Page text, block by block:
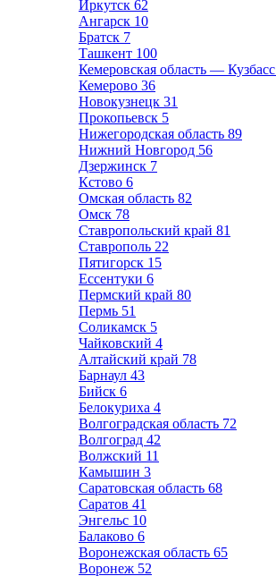
Иркутск 62
Ангарск 10
Братск 7
Ташкент 100
Кемеровская область — Кузбасс
Кемерово 36
Новокузнецк 31
Прокопьевск 5
Нижегородская область 89
Нижний Новгород 56
Дзержинск 7
Кстово 6
Омская область 82
Омск 78
Ставропольский край 81
Ставрополь 22
Пятигорск 15
Ессентуки 6
Пермский край 80
Пермь 51
Соликамск 5
Чайковский 4
Алтайский край 78
Барнаул 43
Бийск 6
Белокуриха 4
Волгоградская область 72
Волгоград 42
Волжский 11
Камышин 3
Саратовская область 68
Саратов 41
Энгельс 10
Балаково 6
Воронежская область 65
Воронеж 52